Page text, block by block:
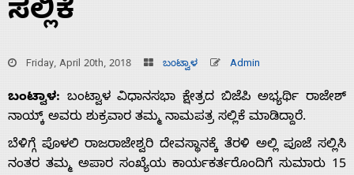
ಸಲ್ಲಿಕೆ
Friday, April 20th, 2018 ಬಂಟ್ವಾಳ Admin
ಬಂಟ್ವಾಳ: ಬಂಟ್ವಾಳ ವಿಧಾನಸಭಾ ಕ್ಷೇತ್ರದ ಬಿಜೆಪಿ ಅಭ್ಯರ್ಥಿ ರಾಜೇಶ್
ನಾಯ್ಕ್ ಅವರು ಶುಕ್ರವಾರ ತಮ್ಮ ನಾಮಪತ್ರ ಸಲ್ಲಿಕೆ ಮಾಡಿದ್ದಾರೆ.
ಬೆಳಿಗ್ಗೆ ಪೊಳಲಿ ರಾಜರಾಜೇಶ್ವರಿ ದೇವಸ್ಥಾನಕ್ಕೆ ತೆರಳಿ ಅಲ್ಲಿ ಪೂಜೆ ಸಲ್ಲಿಸಿ
ನಂತರ ತಮ್ಮ ಅಪಾರ ಸಂಖ್ಯೆಯ ಕಾರ್ಯಕರ್ತರೊಂದಿಗೆ ಸುಮಾರು 15